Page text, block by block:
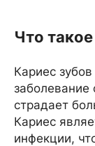
Что
Кариес
страдает
Кариес
инфекции,